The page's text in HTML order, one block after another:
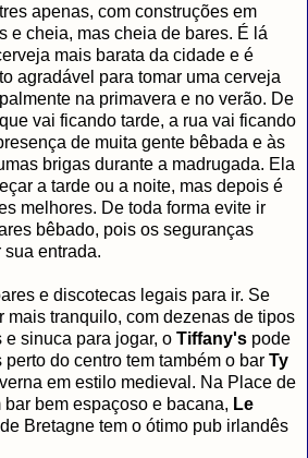
apenas, com construções em
e cheia, mas cheia de bares. É lá
mais barata da cidade e é
agradável para tomar uma cerveja
na primavera e no verão. De
vai ficando tarde, a rua vai ficando
de muita gente bêbada e às
brigas durante a madrugada. Ela
a tarde ou a noite, mas depois é
melhores. De toda forma evite ir
bêbado, pois os seguranças
sua entrada.
e discotecas legais para ir. Se
mais tranquilo, com dezenas de tipos
sinuca para jogar, o Tiffany's pode
do centro tem também o bar Ty
em estilo medieval. Na Place de
bar bem espaçoso e bacana, Le
Bretagne tem o ótimo pub irlandês